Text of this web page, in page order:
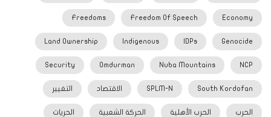
Economy
Freedom Of Speech
Freedoms
Genocide
IDPs
Indigenous
Land Ownership
NCP
Nuba Mountains
Omdurman
Security
South Kordofan
SPLM-N الاقتصاد التغيير
الحرب الحرب الأهلية الحركة الشعبية الحريات